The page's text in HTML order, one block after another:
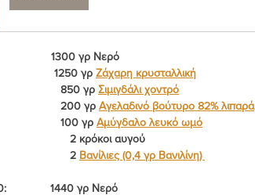
1300 γρ Νερό
                                                 1250 γρ
Ζάχαρη κρυσταλλική
                                                   850 γρ
Σιμιγδάλι χοντρό
                                                   200 γρ
Αγελαδινό βούτυρο 82% λιπαρά
                                                   100 γρ
Αμύγδαλο λευκό ωμό
                                                      2 κρόκοι αυγού
                                                      2
Βανίλιες (0,4 γρ Βανιλίνη)
1440 γρ Νερό